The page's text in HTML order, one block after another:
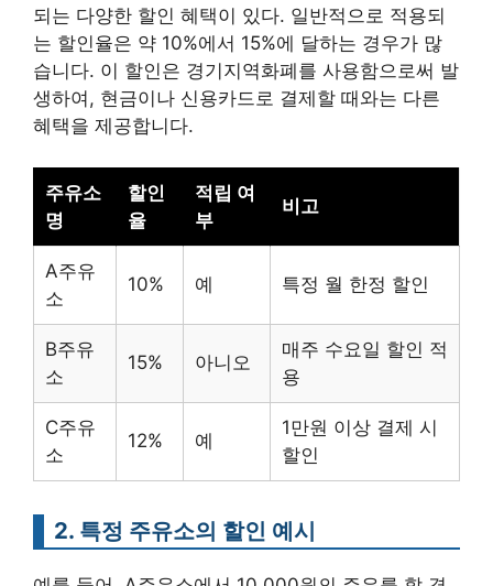
되는 다양한 할인 혜택이 있다. 일반적으로 적용되
는 할인율은 약 10%에서 15%에 달하는 경우가 많
습니다. 이 할인은 경기지역화폐를 사용함으로써 발
생하여, 현금이나 신용카드로 결제할 때와는 다른
혜택을 제공합니다.
주유소
명
할인
율
적립 여
부
비고
A주유
소
10% 예 특정 월 한정 할인
B주유
소
15% 아니오
매주 수요일 할인 적
용
C주유
소
12% 예
1만원 이상 결제 시
할인
2. 특정 주유소의 할인 예시